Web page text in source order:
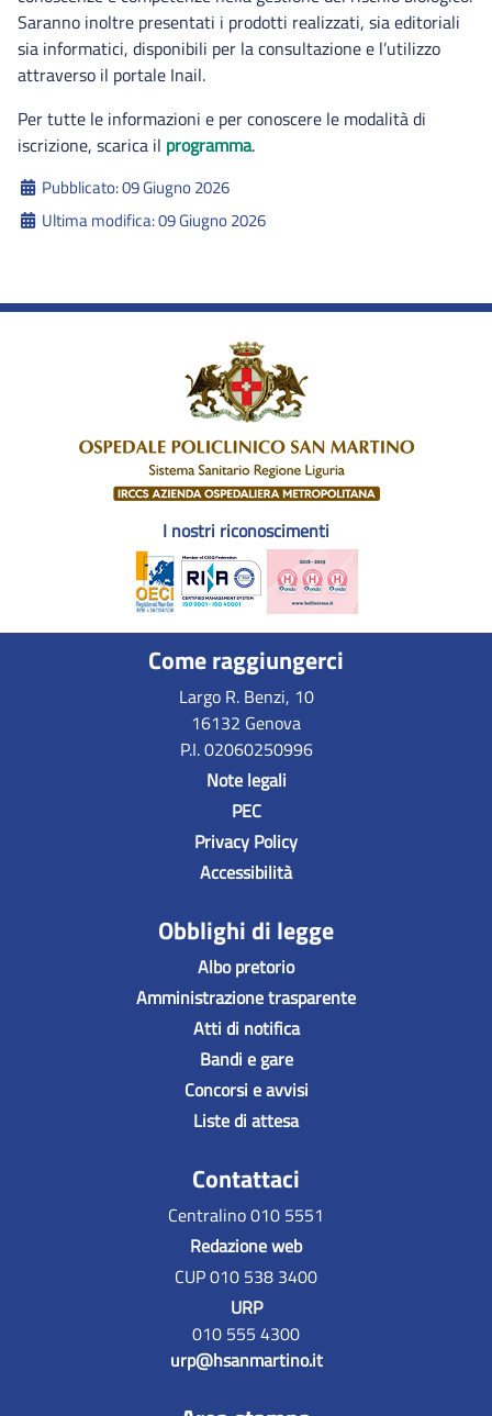
Saranno inoltre presentati i prodotti realizzati, sia editoriali
sia informatici, disponibili per la consultazione e l’utilizzo
attraverso il portale Inail.
Per tutte le informazioni e per conoscere le modalità di
iscrizione, scarica il programma.
Dettagli
Pubblicato: 09 Giugno 2026
Ultima modifica: 09 Giugno 2026
I nostri riconoscimenti
Come raggiungerci
Largo R. Benzi, 10
16132 Genova
P.I. 02060250996
Note legali
PEC
Privacy Policy
Accessibilità
Obblighi di legge
Albo pretorio
Amministrazione trasparente
Atti di notifica
Bandi e gare
Concorsi e avvisi
Liste di attesa
Contattaci
Centralino 010 5551
Redazione web
CUP 010 538 3400
URP
010 555 4300
urp@hsanmartino.it